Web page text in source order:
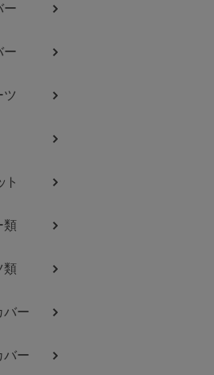
ー
ー
ツ
ト
類
類
バー
バー